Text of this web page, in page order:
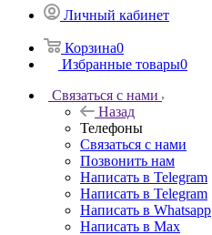
Личный кабинет
Корзина0
Избранные товары0
Связаться с нами
Назад
Телефоны
Связаться с нами
Позвонить нам
Написать в Telegram
Написать в Telegram
Написать в Whatsapp
Написать в Max